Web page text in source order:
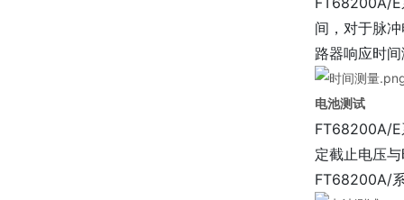
间，对于脉
路器响应时
电池测试
FT68200A/E
定截止电压
FT68200A/